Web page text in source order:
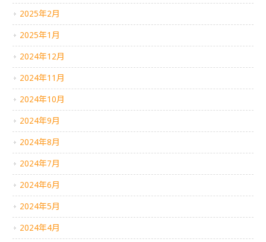
2025年2月
2025年1月
2024年12月
2024年11月
2024年10月
2024年9月
2024年8月
2024年7月
2024年6月
2024年5月
2024年4月